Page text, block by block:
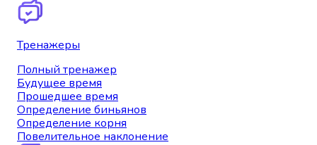
Тренажеры
Полный тренажер
Будущее время
Прошедшее время
Определение биньянов
Определение корня
Повелительное наклонение